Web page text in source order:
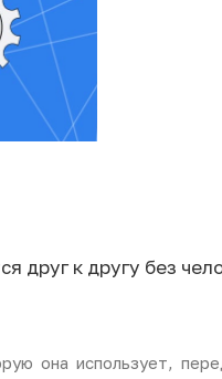
к другу без
она использует,